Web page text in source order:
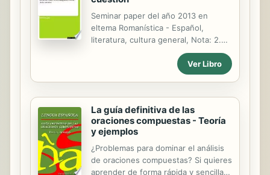
Seminar paper del año 2013 en
eltema Romanística - Español,
literatura, cultura general, Nota: 2.0,
Bergische Universität Wuppertal,
Idioma: Español, Resumen: Ya
conocemos muy bien la opinión
sobre el andaluz. La mayoría de la
gente cree que se trata de un
castellano mal hablado, en distintos
grados y dependiente de múltiples
variables. Por lo tanto el andaluz es
visto como un dialecto procedente
del castellano y no lengua propia de
Ver Libro
La guía definitiva de las
oraciones compuestas - Teoría
y ejemplos
¿Problemas para dominar el análisis
de oraciones compuestas? Si quieres
aprender de forma rápida y sencilla